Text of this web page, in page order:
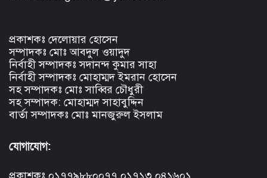
প্রকাশকঃ দেলোয়ার হোসেন
সম্পাদকঃ মোঃ আবদুল ওয়াদুদ
নির্বাহী সম্পাদকঃ সদানন্দ কুমার সাহা
নির্বাহী সম্পাদকঃ মোহাম্মদ ইমরান হোসেন
সহ সম্পাদকঃ মোঃ সাব্বির চৌধুরী
সহ সম্পাদক: মোহাম্মদ সাহাবুদ্দিন
বার্তা সম্পাদকঃ মোঃ মানজুরুল ইসলাম
যোগাযোগ: